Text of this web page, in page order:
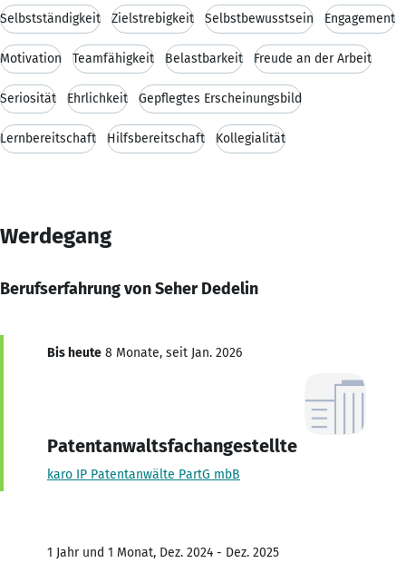
Selbstständigkeit Zielstrebigkeit Selbstbewusstsein Engagement
Motivation Teamfähigkeit Belastbarkeit Freude an der Arbeit
Seriosität Ehrlichkeit Gepflegtes Erscheinungsbild
Lernbereitschaft Hilfsbereitschaft Kollegialität
Werdegang
Berufserfahrung von Seher Dedelin
Bis heute 8 Monate, seit Jan. 2026
Patentanwaltsfachangestellte
karo IP Patentanwälte PartG mbB
1 Jahr und 1 Monat, Dez. 2024 - Dez. 2025